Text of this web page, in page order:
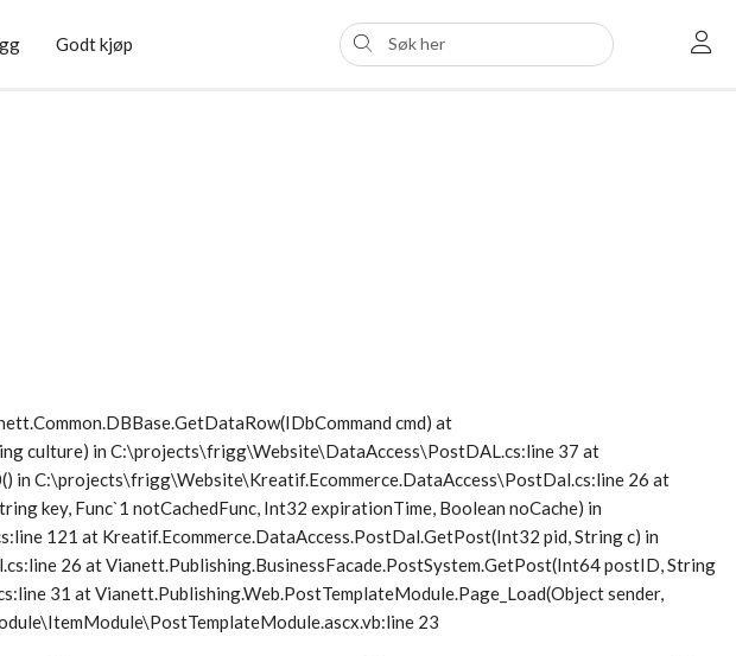
Godt kjøp
cmd) at
culture) in C:\projects\frigg\Website\DataAccess\PostDAL.cs:line 37 at
in C:\projects\frigg\Website\Kreatif.Ecommerce.DataAccess\PostDal.cs:line 26 at
key, Func`1 notCachedFunc, Int32 expirationTime, Boolean noCache) in
121 at Kreatif.Ecommerce.DataAccess.PostDal.GetPost(Int32 pid, String c) in
26 at Vianett.Publishing.BusinessFacade.PostSystem.GetPost(Int64 postID, String
31 at Vianett.Publishing.Web.PostTemplateModule.Page_Load(Object sender,
23